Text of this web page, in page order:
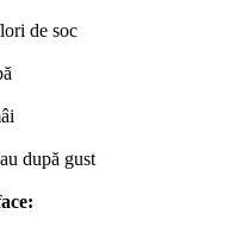
de soc
după gust